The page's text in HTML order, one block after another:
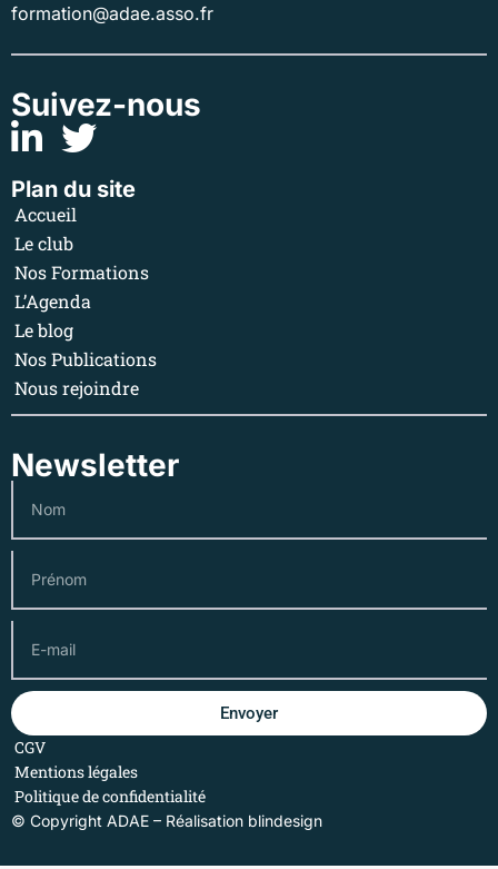
formation@adae.asso.fr
Suivez-nous
Plan du site
Accueil
Le club
Nos Formations
L’Agenda
Le blog
Nos Publications
Nous rejoindre
Newsletter
Envoyer
CGV
Mentions légales
Politique de confidentialité
© Copyright ADAE – Réalisation blindesign